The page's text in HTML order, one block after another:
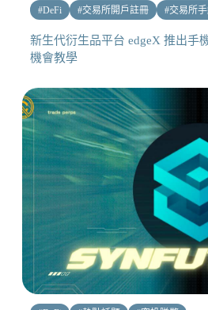
#DeFi #交易所開戶註冊 #交易所
新生代衍生品平台 edgeX 推出手
機會教學